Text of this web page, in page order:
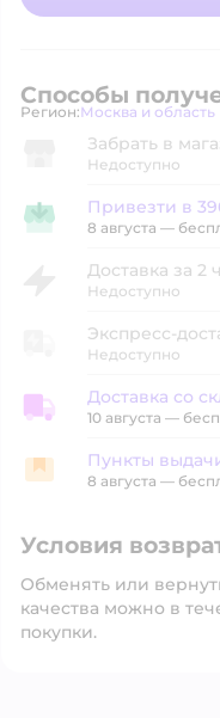
Способы
Регион: Выбор
Москва и область
Забрать в
Недоступно
Привезти в магазин
Привезти в
8 августа —
Доставка за 2
Недоступно
Экспресс-
Недоступно
Доставка со склада
Доставка со
10 августа —
Пункты выдачи
Пункты
8 августа —
Условия
Обменять или
качества можно в
покупки.